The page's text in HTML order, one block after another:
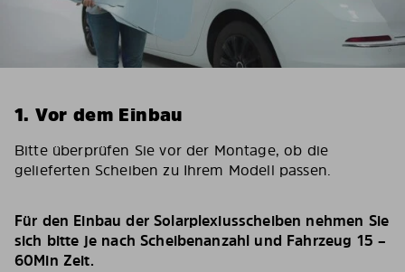
1. Vor dem Einbau
Bitte überprüfen Sie vor der Montage, ob die
gelieferten Scheiben zu Ihrem Modell passen.
Für den Einbau der Solarplexiusscheiben nehmen Sie
sich bitte je nach Scheibenanzahl und Fahrzeug 15 –
60Min Zeit.